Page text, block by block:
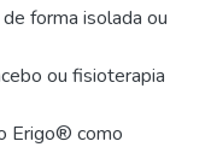
forma isolada ou
ou fisioterapia
Erigo® como